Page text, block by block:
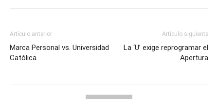
Artículo anterior
Marca Personal vs. Universidad
Católica
Artículo siguiente
La ‘U’ exige reprogramar el
Apertura